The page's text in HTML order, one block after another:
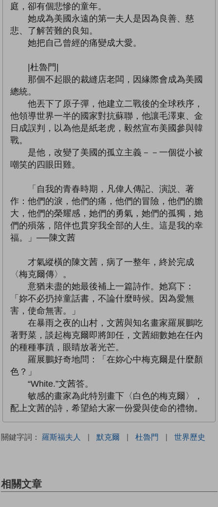
庭，卻有個悲慘的童年。
她成為美國永遠的第一夫人是因為良善、慈
悲、了解苦難的良知。
她把自己曾經的痛變成大愛。
|杜魯門|
那個不起眼的裁縫店老闆，因緣際會成為美國
總統。
他丟下了原子彈，他建立二戰後的全球秩序，
他領導世界一半的國家對抗蘇聯，他讓毛澤東、金
日成誤判，以為他是紙老虎，毅然宣布美國參與韓
戰。
是他，改變了美國的孤立主義－－一個從小被
嘲笑的四眼田雞。
「自我的青春時期，凡偉人傳記、演説、著
作：他們的淚，他們的痛，他們的冒險，他們的膽
大，他們的榮耀感，她們的勇氣，她們的孤獨，她
們的殞落，陪伴也貫穿我全部的人生。這是我的幸
福。」──陳文茜
才氣縱橫的陳文茜，病了一整年，終於完成
〈梅克爾傳〉。
意猶未盡的她最後補上一篇詩作。她寫下：
「妳不必扔掉童話書，不論什麼時候。因為愛無
害，使命無害。」
在暴雨之夜的山村，文茜與知名畫家羅展鵬吃
著野菜，談起梅克爾即將卸任，文茜細數她在任內
的種種事蹟，眼睛放著光芒。
羅展鵬好奇地問：「在妳心中梅克爾是什麼顏
色？」
“White.”文茜答。
敏感的畫家為此特別畫下〈白色的梅克爾〉，
配上文茜的詩，希望給大家一份愛與使命的禮物。
關鍵字詞： 羅斯福夫人 | 默克爾 | 杜魯門 | 世界歷史
相關文章